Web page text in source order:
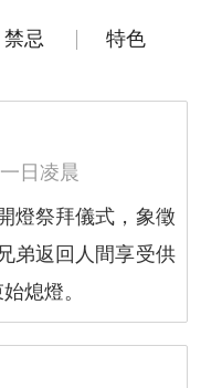
禁忌 特色
日凌晨
燈祭拜儀式，象徵
弟返回人間享受供
熄燈。